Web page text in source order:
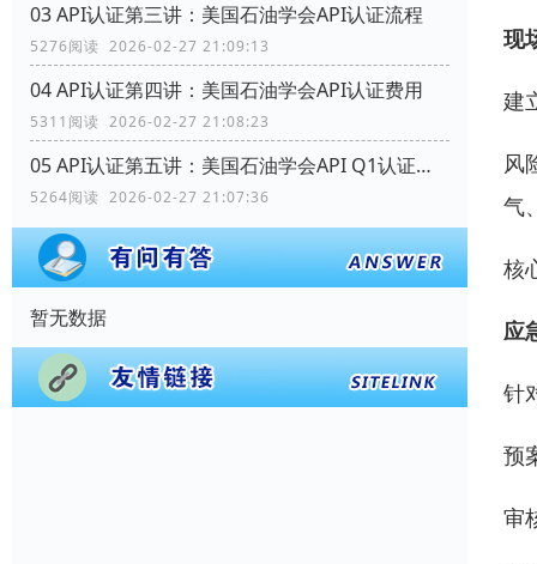
03 API认证第三讲：美国石油学会API认证流程
5276阅读 2026-02-27 21:09:13
04 API认证第四讲：美国石油学会API认证费用
5311阅读 2026-02-27 21:08:23
05 API认证第五讲：美国石油学会API Q1认证范围
5264阅读 2026-02-27 21:07:36
暂无数据
现
建
风
气
核
应
针
预
审